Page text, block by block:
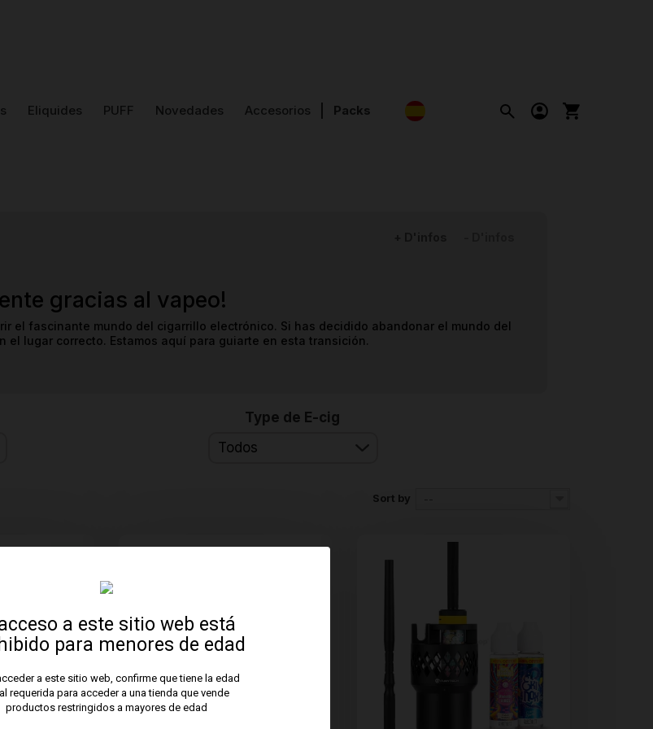
a este sitio web está
para menores de edad
a este sitio web, confirme que tiene la edad
requerida para acceder a una tienda que vende
productos restringidos a mayores de edad
Eliquides PUFF Novedades Accesorios Packs
gracias al vapeo!
el fascinante mundo del cigarrillo electrónico. Si has decidido abandonar el mundo del
el lugar correcto. Estamos aquí para guiarte en esta transición.
Type de E-cig
Todos
Sort by